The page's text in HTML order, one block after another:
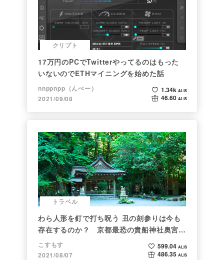
クリプト
17万円のPCでTwitterやってるのはもった
いないのでETHマイニングを始めた話
nnppnpp（んぺー）
2021/09/08
1.34k ALIS
46.60 ALIS
トラベル
わら人形を釘で打ち呪う 丑の刻参りは今も
存在するのか？ 京都最恐の貴船神社奥宮を
調べた
こすもす
2021/08/07
599.04 ALIS
486.35 ALIS